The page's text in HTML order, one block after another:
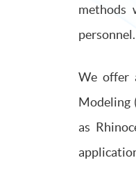
methods
personnel.
We offer
Modeling
as